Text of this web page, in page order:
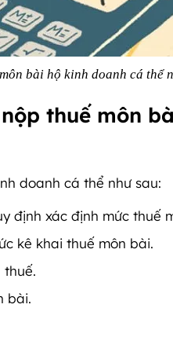
bài hộ kinh doanh cá thể
thuế môn
doanh cá thể như sau:
định xác định mức thuế
kê khai thuế môn bài.
thuế.
bài.